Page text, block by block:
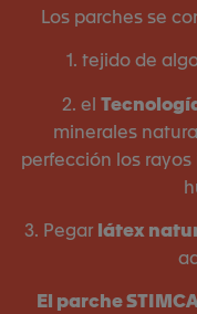
Los parches se
1. tejido de
2. el
minerales
perfección los
3. Pegar látex
El parche